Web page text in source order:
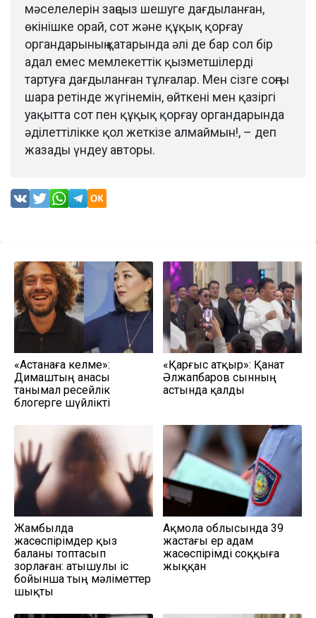
мәселелерін заңсыз шешуге дағдыланған,
өкінішке орай, сот және құқық қорғау
органдарының қатарында әлі де бар сол бір
адал емес мемлекеттік қызметшілерді
тартуға дағдыланған тұлғалар. Мен сізге соңғы
шара ретінде жүгінемін, өйткені мен қазіргі
уақытта сот пен құқық қорғау органдарында
әділеттілікке қол жеткізе алмаймын!, – деп
жазады үндеу авторы.
«Астанаға келме»:
Димаштың анасы
танымал ресейлік
блогерге шүйлікті
«Қарғыс атқыр»: Қанат
Әлжапбаров сынның
астында қалды
Жамбылда
жасөспірімдер қыз
баланы топтасып
зорлаған: атышулы іс
бойынша тың мәліметтер
шықты
Ақмола облысында 39
жастағы ер адам
жасөспірімді соққыға
жыққан